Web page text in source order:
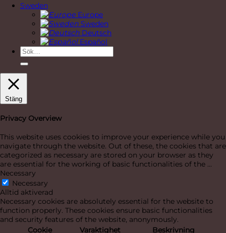
Sweden
Europe
Sweden
Deutsch
Español
Sök
efter:
Stäng
Privacy Overview
This website uses cookies to improve your experience while you
navigate through the website. Out of these, the cookies that are
categorized as necessary are stored on your browser as they
are essential for the working of basic functionalities of the ...
Necessary
Necessary
Alltid aktiverad
Necessary cookies are absolutely essential for the website to
function properly. These cookies ensure basic functionalities
and security features of the website, anonymously.
Cookie
Varaktighet Beskrivning